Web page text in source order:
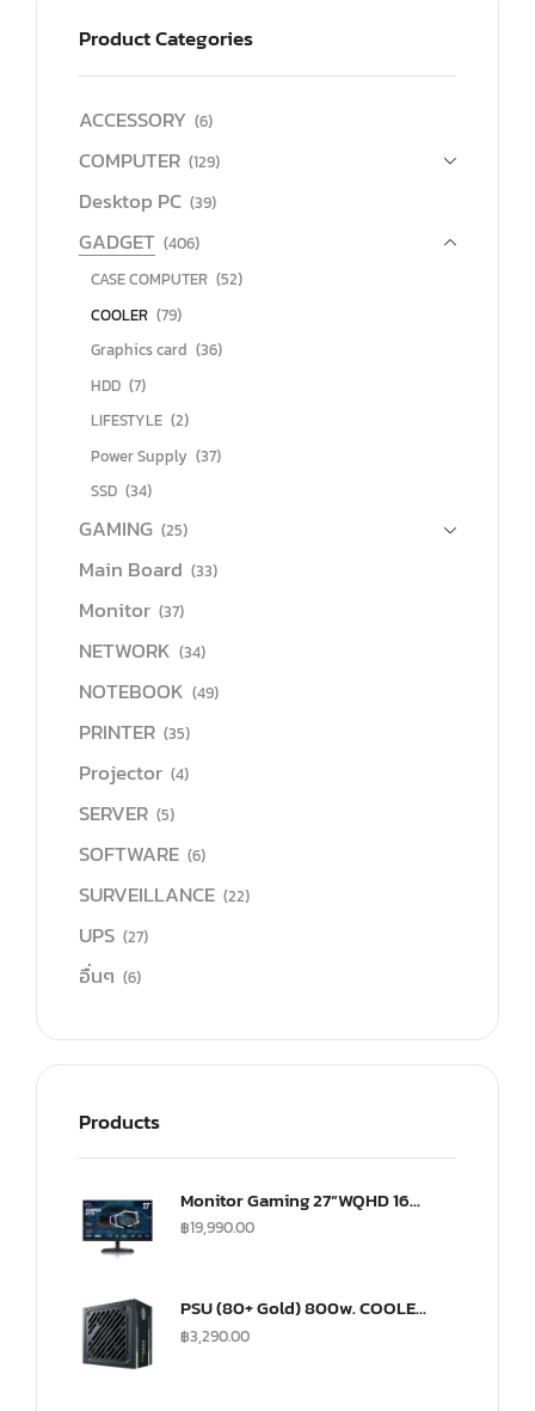
Product Categories
ACCESSORY (6)
COMPUTER (129)
Desktop PC (39)
GADGET (406)
CASE COMPUTER (52)
COOLER (79)
Graphics card (36)
HDD (7)
LIFESTYLE (2)
Power Supply (37)
SSD (34)
GAMING (25)
Main Board (33)
Monitor (37)
NETWORK (34)
NOTEBOOK (49)
PRINTER (35)
Projector (4)
SERVER (5)
SOFTWARE (6)
SURVEILLANCE (22)
UPS (27)
อื่นๆ (6)
Products
Monitor Gaming 27”WQHD 165Hz ultra-IPS Monitor(US) (CMI-GP27-FQS-US)
฿19,990.00
PSU (80+ Gold) 800w. COOLER MASTER G800 (MPW-8001-ACAAG)
฿3,290.00